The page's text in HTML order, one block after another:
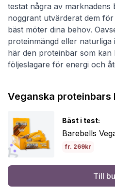
testat några av
noggrant utvärderat dem
bäst möter dina behov.
proteinmängd eller naturliga
här den proteinbar som kan
följeslagare för energi och
Veganska proteinbars
Bäst i test:
Barebells
fr. 269kr
Till